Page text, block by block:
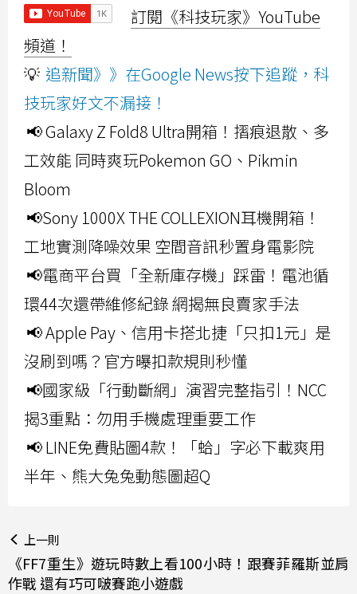
訂閱《科技玩家》YouTube
頻道！
💡 追新聞》》在Google News按下追蹤，科
技玩家好文不漏接！
📢 Galaxy Z Fold8 Ultra開箱！摺痕退散、多
工效能 同時爽玩Pokemon GO、Pikmin
Bloom
📢Sony 1000X THE COLLEXION耳機開箱！
工地實測降噪效果 空間音訊秒置身電影院
📢電商平台買「全新庫存機」踩雷！電池循
環44次還帶維修紀錄 網揭無良賣家手法
📢 Apple Pay、信用卡搭北捷「只扣1元」是
沒刷到嗎？官方曝扣款規則秒懂
📢國家級「行動斷網」演習完整指引！NCC
揭3重點：勿用手機處理重要工作
📢 LINE免費貼圖4款！「蛤」字必下載爽用
半年、熊大兔兔動態圖超Q
上一則
《FF7重生》遊玩時數上看100小時！跟賽菲羅斯並肩
作戰 還有巧可啵賽跑小遊戲